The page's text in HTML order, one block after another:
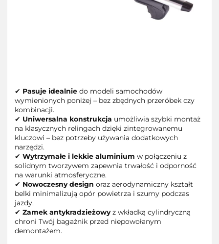
✔ Pasuje idealnie do modeli samochodów
wymienionych poniżej – bez zbędnych przeróbek czy
kombinacji.
✔ Uniwersalna konstrukcja umożliwia szybki montaż
na klasycznych relingach dzięki zintegrowanemu
kluczowi – bez potrzeby używania dodatkowych
narzędzi.
✔ Wytrzymałe i lekkie aluminium w połączeniu z
solidnym tworzywem zapewnia trwałość i odporność
na warunki atmosferyczne.
✔ Nowoczesny design oraz aerodynamiczny kształt
belki minimalizują opór powietrza i szumy podczas
jazdy.
✔ Zamek antykradzieżowyz wkładką cylindryczną
chroni Twój bagażnik przed niepowołanym
demontażem.